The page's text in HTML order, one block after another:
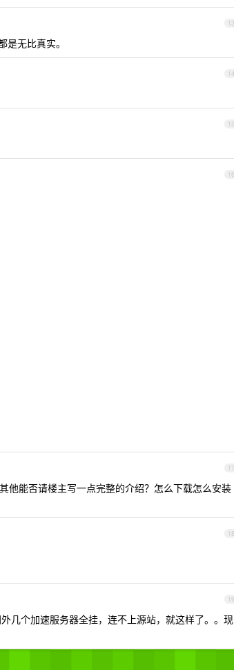
13
无比真实。
14
15
16
17
他能否请楼主写一点完整的介绍？怎么下载怎么安装
18
19
几个加速服务器全挂，连不上源站，就这样了。。现